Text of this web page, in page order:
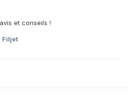
et conseils !
Filjet